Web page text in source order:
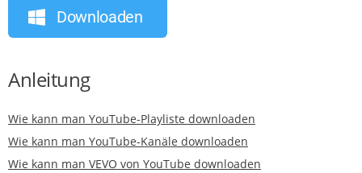
Downloaden
Anleitung
Wie kann man YouTube-Playliste downloaden
Wie kann man YouTube-Kanäle downloaden
Wie kann man VEVO von YouTube downloaden